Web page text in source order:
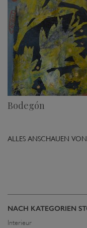
Bodegón
ALLES ANSCHAUEN
NACH KATEGORIEN
Interieur